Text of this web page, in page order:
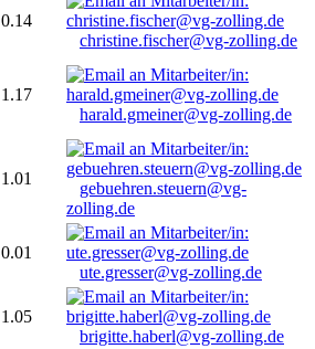
0.14
christine.fischer@vg-zolling.de
1.17
harald.gmeiner@vg-zolling.de
1.01
gebuehren.steuern@vg-
zolling.de
0.01
ute.gresser@vg-zolling.de
1.05
brigitte.haberl@vg-zolling.de